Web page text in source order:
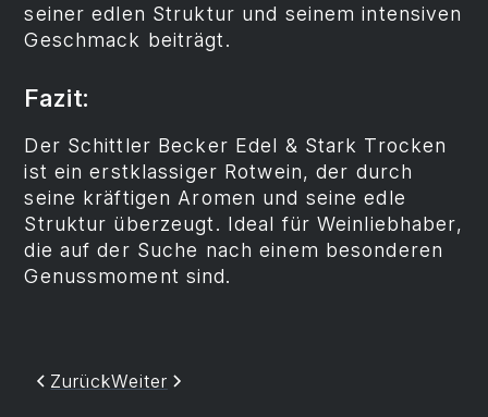
seiner edlen Struktur und seinem intensiven
Geschmack beiträgt.
Fazit:
Der Schittler Becker Edel & Stark Trocken
ist ein erstklassiger Rotwein, der durch
seine kräftigen Aromen und seine edle
Struktur überzeugt. Ideal für Weinliebhaber,
die auf der Suche nach einem besonderen
Genussmoment sind.
ZurückWeiter